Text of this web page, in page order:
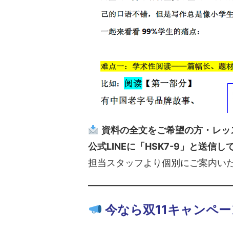
資料の全文をご希望の方・レッ
公式LINEに「HSK7-9」と送信し
担当スタッフより個別にご案内い
今なら双11キャンペー